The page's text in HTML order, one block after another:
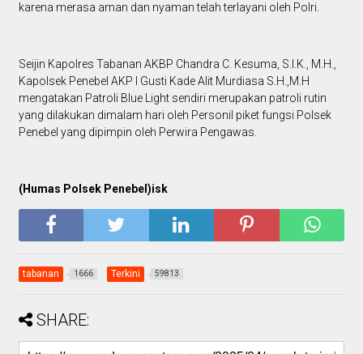
karena merasa aman dan nyaman telah terlayani oleh Polri.
Seijin Kapolres Tabanan AKBP Chandra C. Kesuma, S.I.K., M.H.,
Kapolsek Penebel AKP I Gusti Kade Alit Murdiasa S.H.,M.H
mengatakan Patroli Blue Light sendiri merupakan patroli rutin
yang dilakukan dimalam hari oleh Personil piket fungsi Polsek
Penebel yang dipimpin oleh Perwira Pengawas.
(Humas Polsek Penebel)isk
tabanan 1666 Terkini 59813
SHARE: